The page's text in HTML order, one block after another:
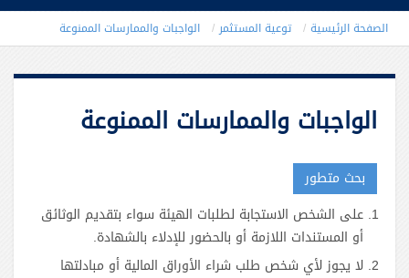
الصفحة الرئيسية توعية المستثمر الواجبات والممارسات الممنوعة
الواجبات والممارسات الممنوعة
بحث متطور
على الشخص الاستجابة لطلبات الهيئة سواء بتقديم الوثائق
أو المستندات اللازمة أو بالحضور للإدلاء بالشهادة.
لا يجوز لأي شخص طلب شراء الأوراق المالية أو مبادلتها